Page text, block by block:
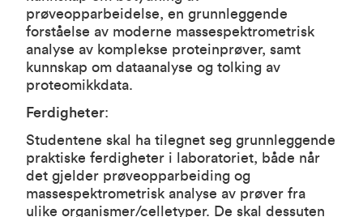
prøveopparbeidelse, en grunnleggende
forståelse av moderne massespektrometrisk
analyse av komplekse proteinprøver, samt
kunnskap om dataanalyse og tolking av
proteomikkdata.
Ferdigheter:
Studentene skal ha tilegnet seg grunnleggende
praktiske ferdigheter i laboratoriet, både når
det gjelder prøveopparbeiding og
massespektrometrisk analyse av prøver fra
ulike organismer/celletyper. De skal dessuten